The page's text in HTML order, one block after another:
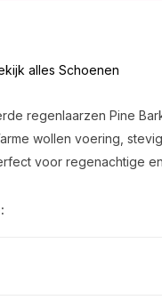
alles Schoenen
regenlaarzen Pine
wollen voering,
voor regenachtige